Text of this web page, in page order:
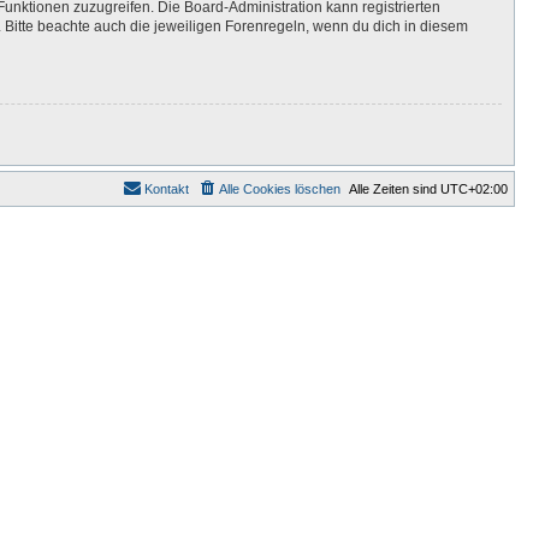
zuzugreifen. Die Board-Administration kann registrierten
beachte auch die jeweiligen Forenregeln, wenn du dich in diesem
Alle Zeiten sind UTC+02:00
Alle Cookies löschen
Kontakt